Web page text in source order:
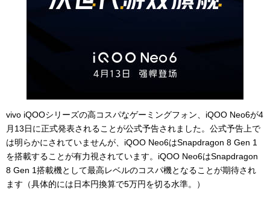
vivo iQOOシリーズの高コスパなゲーミングフォン、iQOO Neo6が4
月13日に正式発表されることが公式予告されました。公式予告上で
は明らかにされていませんが、iQOO Neo6はSnapdragon 8 Gen 1
を搭載することが有力視されています。iQOO Neo6はSnapdragon
8 Gen 1搭載機として最高レベルのコスパ機となることが期待され
ます（具体的には日本円換算で5万円を切る水準。）